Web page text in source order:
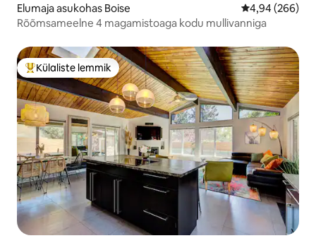
Elumaja asukohas Boise Keskmine
4,94 (266)
Rõõmsameelne 4 magamistoaga kodu mullivanniga
Külaliste suur lemmik
Külaliste lemmik